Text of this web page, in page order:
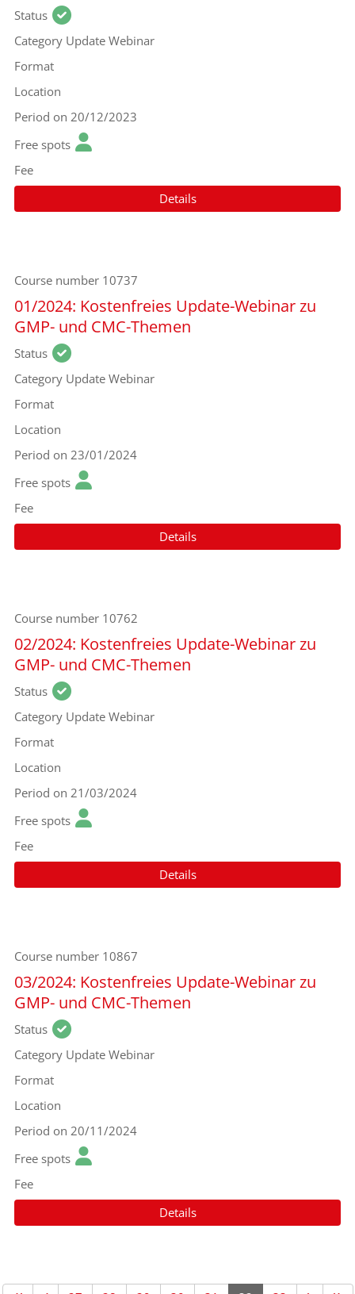
Status
Category Update Webinar
Format
Location
Period on 20/12/2023
Free spots
Fee
Details
Course number 10737
01/2024: Kostenfreies Update-Webinar zu
GMP- und CMC-Themen
Status
Category Update Webinar
Format
Location
Period on 23/01/2024
Free spots
Fee
Details
Course number 10762
02/2024: Kostenfreies Update-Webinar zu
GMP- und CMC-Themen
Status
Category Update Webinar
Format
Location
Period on 21/03/2024
Free spots
Fee
Details
Course number 10867
03/2024: Kostenfreies Update-Webinar zu
GMP- und CMC-Themen
Status
Category Update Webinar
Format
Location
Period on 20/11/2024
Free spots
Fee
Details